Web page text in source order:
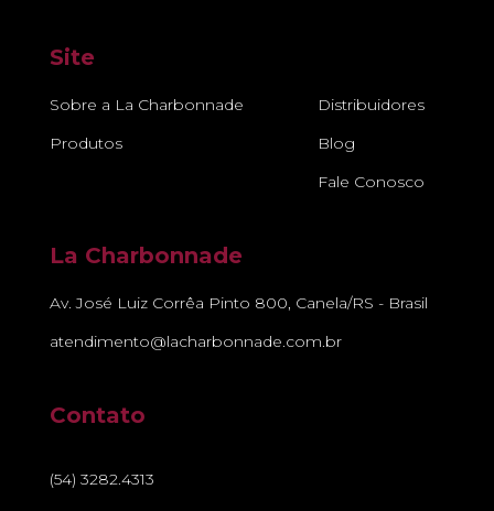
Site
Sobre a La Charbonnade
Produtos
Distribuidores
Blog
Fale Conosco
La Charbonnade
Av. José Luiz Corrêa Pinto 800, Canela/RS - Brasil
atendimento@lacharbonnade.com.br
Contato
(54) 3282.4313